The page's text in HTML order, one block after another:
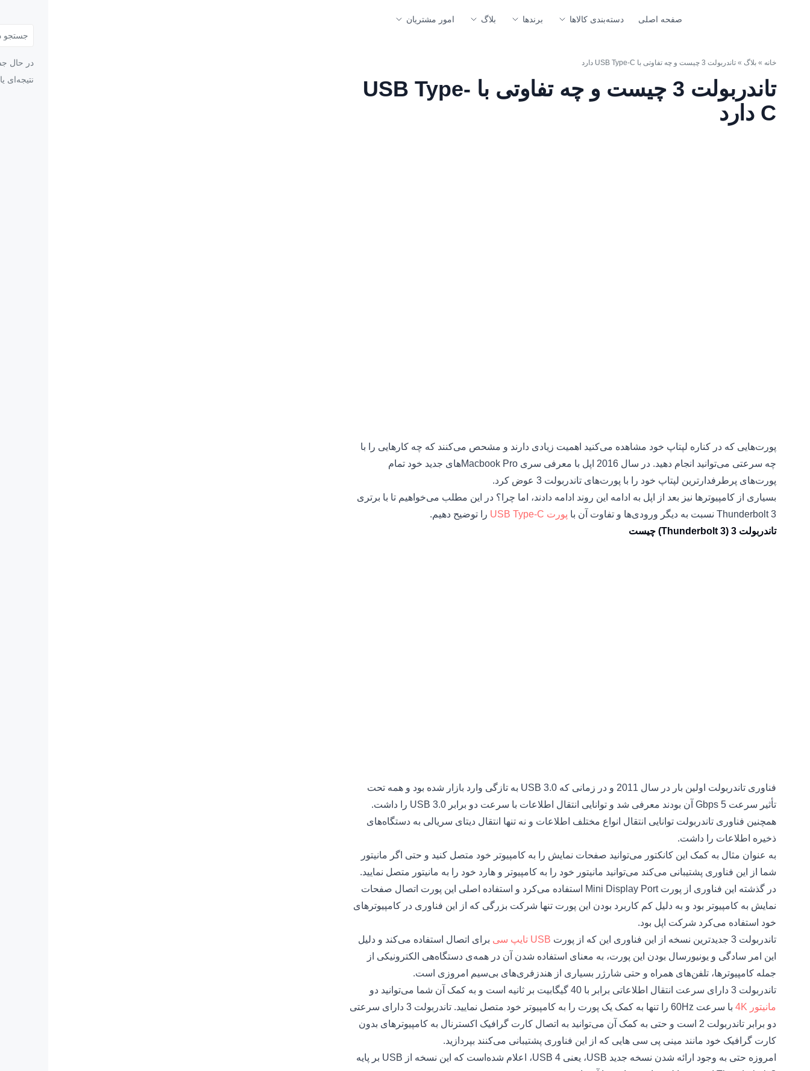
صفحه اصلی دسته‌بندی کالاها برندها بلاگ امور مشتریان
در حال
نتیجه‌ای
خانه » بلاگ » تاندربولت 3 چیست و چه تفاوتی با USB Type-C دارد
تاندربولت 3 چیست و چه تفاوتی با USB Type-
C دارد
پورت‌هایی که در کناره لپتاپ خود مشاهده می‌کنید اهمیت زیادی دارند و مشحص می‌کنند که چه کارهایی را با
چه سرعتی می‌توانید انجام دهید. در سال 2016 اپل با معرفی سری Macbook Proهای جدید خود تمام
پورت‌های پرطرفدارترین لپتاپ خود را با پورت‌های تاندربولت 3 عوض کرد.
بسیاری از کامپیوترها نیز بعد از اپل به ادامه این روند ادامه دادند، اما چرا؟ در این مطلب می‌خواهیم تا با برتری
Thunderbolt 3 نسبت به دیگر ورودی‌ها و تفاوت آن با
پورت USB Type-C
را توضیح دهیم.
تاندربولت 3 (Thunderbolt 3) چیست
فناوری تاندربولت اولین بار در سال 2011 و در زمانی که USB 3.0 به تازگی وارد بازار شده بود و همه تحت
تأثیر سرعت 5 Gbps آن بودند معرفی شد و توانایی انتقال اطلاعات با سرعت دو برابر USB 3.0 را داشت.
همچنین فناوری تاندربولت توانایی انتقال انواع مختلف اطلاعات و نه تنها انتقال دیتای سریالی به دستگاه‌های
ذخیره اطلاعات را داشت.
به عنوان مثال به کمک این کانکتور می‌توانید صفحات نمایش را به کامپیوتر خود متصل کنید و حتی اگر مانیتور
شما از این فناوری پشتیبانی می‌کند می‌توانید مانیتور خود را به کامپیوتر و هارد خود را به مانیتور متصل نمایید.
در گذشته این فناوری از پورت Mini Display Port استفاده می‌کرد و استفاده اصلی این پورت اتصال صفحات
نمایش به کامپیوتر بود و به دلیل کم کاربرد بودن این پورت تنها شرکت بزرگی که از این فناوری در کامپیوترهای
خود استفاده می‌کرد شرکت اپل بود.
تاندربولت 3 جدیدترین نسخه از این فناوری این که از پورت
USB تایپ سی
برای اتصال استفاده می‌کند و دلیل
این امر سادگی و یونیورسال بودن این پورت، به معنای استفاده شدن آن در همه‌ی دستگاه‌هی الکترونیکی از
جمله کامپیوتر‌ها، تلفن‌های همراه و حتی شارژر بسیاری از هندزفری‌های بی‌سیم امروزی است.
تاندربولت 3 دارای سرعت انتقال اطلاعاتی برابر با 40 گیگابیت بر ثانیه است و به کمک آن شما می‌توانید دو
مانیتور 4K
با سرعت 60Hz را تنها به کمک یک پورت را به کامپیوتر خود متصل نمایید. تاندربولت 3 دارای سرعتی
دو برابر تاندربولت 2 است و حتی به کمک آن می‌توانید به اتصال کارت گرافیک اکسترنال به کامپیوترهای بدون
کارت گرافیک خود مانند مینی پی سی هایی که از این فناوری پشتیبانی می‌کنند بپردازید.
امروزه حتی به وجود ارائه شدن نسخه جدید USB، یعنی USB 4، اعلام شده‌است که این نسخه از USB بر پایه